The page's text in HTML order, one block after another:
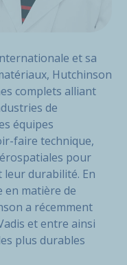
et sa
Hutchinson
complets alliant
de
équipes
faire technique,
pour
durabilité. En
en matière de
a récemment
et entre ainsi
plus durables